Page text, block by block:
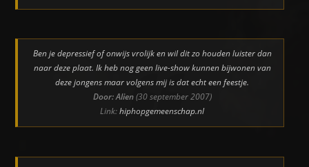
Ben je depressief of onwijs vrolijk en wil dit zo houden luister dan
naar deze plaat. Ik heb nog geen live-show kunnen bijwonen van
deze jongens maar volgens mij is dat echt een feestje.
Door: Alien(30 september 2007)
Link:hiphopgemeenschap.nl